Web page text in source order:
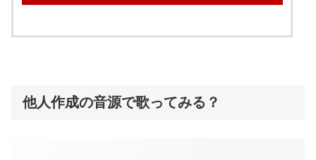
他人作成の音源で歌ってみる？